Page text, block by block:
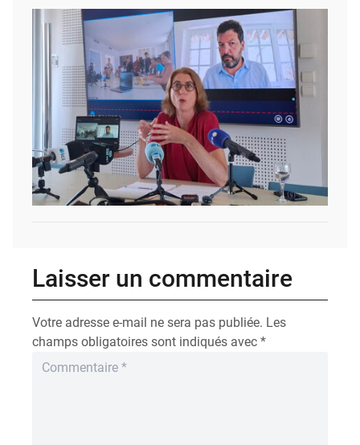
Laisser un commentaire
Votre adresse e-mail ne sera pas publiée. Les
champs obligatoires sont indiqués avec *